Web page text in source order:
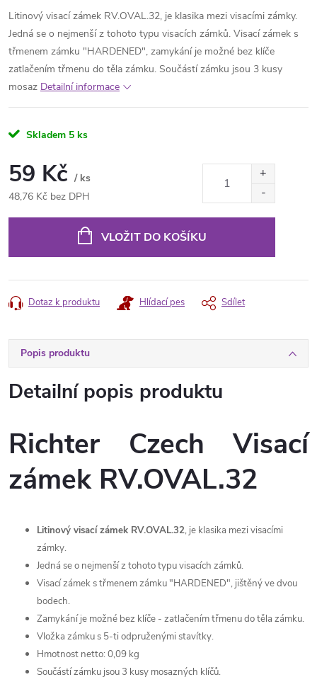
Litinový visací zámek RV.OVAL.32, je klasika mezi visacími zámky.
Jedná se o nejmenší z tohoto typu visacích zámků. Visací zámek s
třmenem zámku "HARDENED", zamykání je možné bez klíče
zatlačením třmenu do těla zámku. Součástí zámku jsou 3 kusy
mosaz Detailní informace
Skladem 5 ks
59 Kč / ks
48,76 Kč bez DPH
VLOŽIT DO KOŠÍKU
Dotaz k produktu Hlídací pes Sdílet
Popis produktu
Detailní popis produktu
Richter Czech Visací
zámek RV.OVAL.32
Litinový visací zámek RV.OVAL.32, je klasika mezi visacími
zámky.
Jedná se o nejmenší z tohoto typu visacích zámků.
Visací zámek s třmenem zámku "HARDENED", jištěný ve dvou
bodech.
Zamykání je možné bez klíče - zatlačením třmenu do těla zámku.
Vložka zámku s 5-ti odpruženými stavítky.
Hmotnost netto: 0,09 kg
Součástí zámku jsou 3 kusy mosazných klíčů.